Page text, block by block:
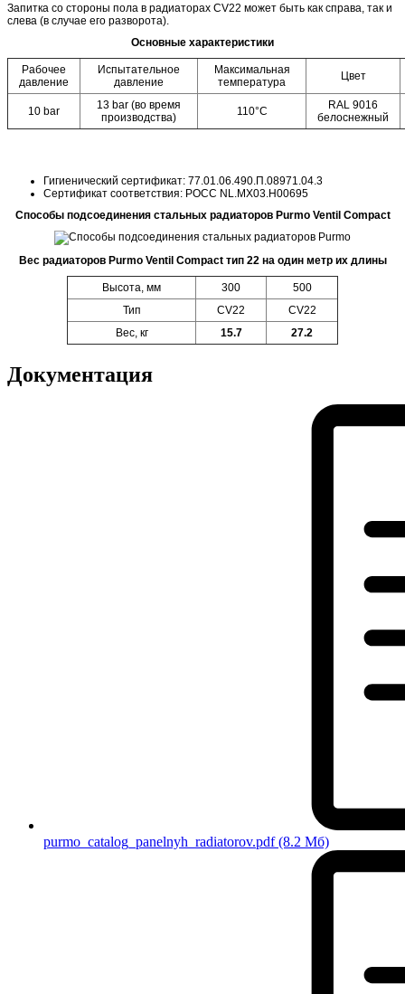
Запитка со стороны пола в радиаторах CV22 может быть как справа, так и
слева (в случае его разворота).
Основные характеристики
Рабочее
давление
Испытательное
давление
Максимальная
температура
Цвет
10 bar
13 bar (во время
производства)
110°C
RAL 9016
белоснежный
Гигиенический сертификат: 77.01.06.490.П.08971.04.3
Сертификат соответствия: POCC NL.MX03.H00695
Способы подсоединения стальных радиаторов Purmo Ventil Compact
Вес радиаторов Purmo Ventil Compact тип 22 на один метр их длины
Высота, мм 300
500
Тип
CV22
CV22
Вес, кг
15.7 27.2
Документация
purmo_catalog_panelnyh_radiatorov.pdf(8.2 Мб)